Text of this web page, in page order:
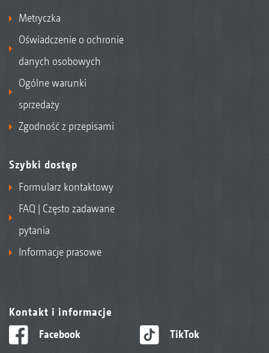
Metryczka
Oświadczenie o ochronie
danych osobowych
Ogólne warunki
sprzedaży
Zgodność z przepisami
Szybki dostęp
Formularz kontaktowy
FAQ | Często zadawane
pytania
Informacje prasowe
Kontakt i informacje
Facebook
TikTok